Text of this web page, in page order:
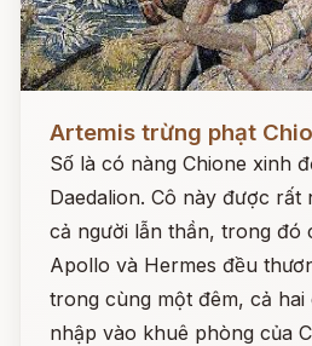
Artemis trừng phạt
Số là có nàng Chione xinh
Daedalion. Cô này được rất
cả người lẫn thần, trong đó
Apollo và Hermes đều
trong cùng một đêm, cả
nhập vào khuê phòng của